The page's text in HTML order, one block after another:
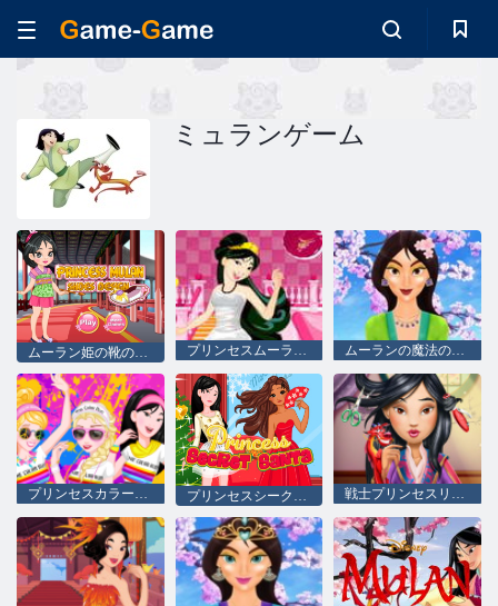
ミュランゲーム
ムーラン姫の靴のデザイン プリンセスムーランのウェディングドレス ムーランの魔法の変身
プリンセスカラーラン 戦士プリンセスリアルヘアカット null